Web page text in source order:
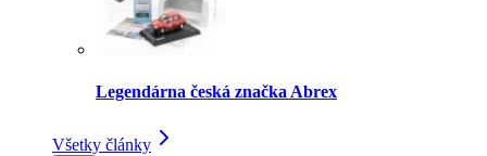
Legendárna česká značka Abrex
Všetky články